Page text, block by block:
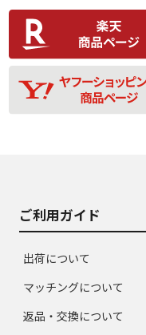
C
比較的きれいな
品
D
使用感や目立
あり、一般的な
品
ご利用ガイド
出荷について
マッチングについて
返品・交換について